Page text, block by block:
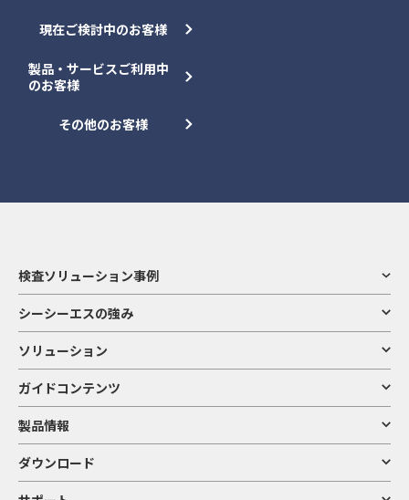
現在ご検討中のお客様
製品・サービスご利用中
のお客様
その他のお客様
検査ソリューション事例
シーシーエスの強み
ソリューション
ガイドコンテンツ
製品情報
ダウンロード